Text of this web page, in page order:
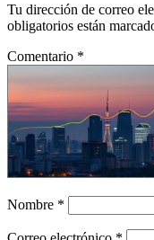
Tu dirección de correo
obligatorios están
Comentario *
Nombre *